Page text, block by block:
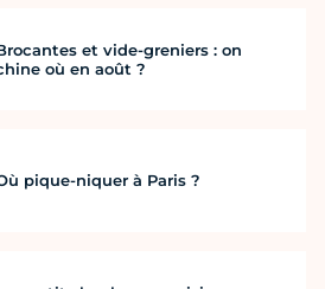
et vide-greniers : on
où en août ?
pique-niquer à Paris ?